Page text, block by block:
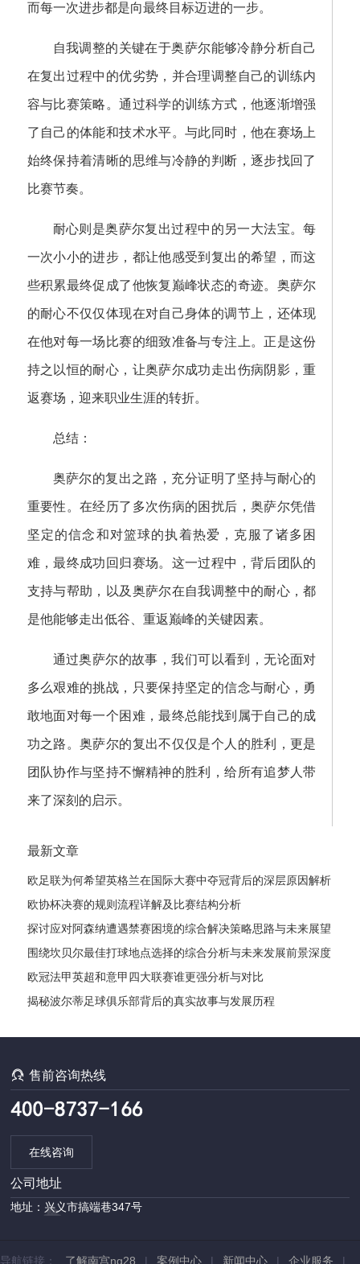
而每一次进步都是向最终目标迈进的一步。
自我调整的关键在于奥萨尔能够冷静分析自己
在复出过程中的优劣势，并合理调整自己的训练内
容与比赛策略。通过科学的训练方式，他逐渐增强
了自己的体能和技术水平。与此同时，他在赛场上
始终保持着清晰的思维与冷静的判断，逐步找回了
比赛节奏。
耐心则是奥萨尔复出过程中的另一大法宝。每
一次小小的进步，都让他感受到复出的希望，而这
些积累最终促成了他恢复巅峰状态的奇迹。奥萨尔
的耐心不仅仅体现在对自己身体的调节上，还体现
在他对每一场比赛的细致准备与专注上。正是这份
持之以恒的耐心，让奥萨尔成功走出伤病阴影，重
返赛场，迎来职业生涯的转折。
总结：
奥萨尔的复出之路，充分证明了坚持与耐心的
重要性。在经历了多次伤病的困扰后，奥萨尔凭借
坚定的信念和对篮球的执着热爱，克服了诸多困
难，最终成功回归赛场。这一过程中，背后团队的
支持与帮助，以及奥萨尔在自我调整中的耐心，都
是他能够走出低谷、重返巅峰的关键因素。
通过奥萨尔的故事，我们可以看到，无论面对
多么艰难的挑战，只要保持坚定的信念与耐心，勇
敢地面对每一个困难，最终总能找到属于自己的成
功之路。奥萨尔的复出不仅仅是个人的胜利，更是
团队协作与坚持不懈精神的胜利，给所有追梦人带
来了深刻的启示。
最新文章
欧足联为何希望英格兰在国际大赛中夺冠背后的深层原因解析
欧协杯决赛的规则流程详解及比赛结构分析
探讨应对阿森纳遭遇禁赛困境的综合解决策略思路与未来展望
发展路径
围绕坎贝尔最佳打球地点选择的综合分析与未来发展前景深度
探讨全
欧冠法甲英超和意甲四大联赛谁更强分析与对比
揭秘波尔蒂足球俱乐部背后的真实故事与发展历程
售前咨询热线
在线咨询
公司地址
地址：兴义市搞端巷347号
导航链接： 了解南宫ng28 | 案例中心 | 新闻中心 | 企业服务 |